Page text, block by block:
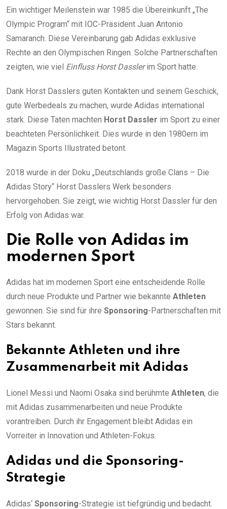
Ein wichtiger Meilenstein war 1985 die Übereinkunft „The
Olympic Program“ mit IOC-Präsident Juan Antonio
Samaranch. Diese Vereinbarung gab Adidas exklusive
Rechte an den Olympischen Ringen. Solche Partnerschaften
zeigten, wie viel Einfluss Horst Dasslerim Sport hatte.
Dank Horst Dasslers guten Kontakten und seinem Geschick,
gute Werbedeals zu machen, wurde Adidas international
stark. Diese Taten machten Horst Dassler im Sport zu einer
beachteten Persönlichkeit. Dies wurde in den 1980ern im
Magazin Sports Illustrated betont.
2018 wurde in der Doku „Deutschlands große Clans – Die
Adidas Story“ Horst Dasslers Werk besonders
hervorgehoben. Sie zeigt, wie wichtig Horst Dassler für den
Erfolg von Adidas war.
Die Rolle von Adidas im
modernen Sport
Adidas hat im modernen Sport eine entscheidende Rolle
durch neue Produkte und Partner wie bekannte Athleten
gewonnen. Sie sind für ihre Sponsoring-Partnerschaften mit
Stars bekannt.
Bekannte Athleten und ihre
Zusammenarbeit mit Adidas
Lionel Messi und Naomi Osaka sind berühmte Athleten, die
mit Adidas zusammenarbeiten und neue Produkte
vorantreiben. Durch ihr Engagement bleibt Adidas ein
Vorreiter in Innovation und Athleten-Fokus.
Adidas und die Sponsoring-
Strategie
Adidas‘ Sponsoring-Strategie ist tiefgründig und bedacht.